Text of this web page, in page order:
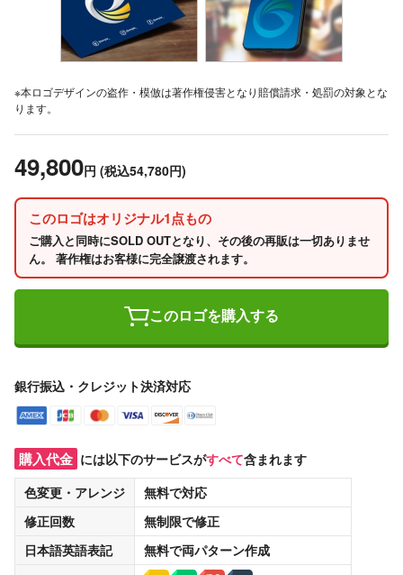
※本ロゴデザインの盗作・模倣は著作権侵害となり賠償請求・処罰の対象とな
ります。
49,800円 (税込54,780円)
このロゴはオリジナル1点もの
ご購入と同時にSOLD OUTとなり、その後の再販は一切ありませ
ん。 著作権はお客様に完全譲渡されます。
このロゴを購入する
銀行振込・クレジット決済対応
購入代金 には以下のサービスがすべて含まれます
色変更・アレンジ
無料で対応
修正回数
無制限で修正
日本語英語表記
無料で両パターン作成